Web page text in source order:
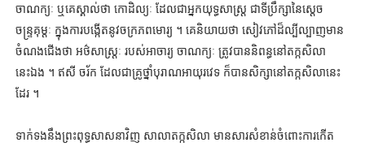
ចាណក្យៈ ឬគេស្គាល់ថា កោដិល្យៈ ដែលជាអ្នកយុទ្ធសាស្ត្រ ជាទីប្រឹក្សានៃស្តេច
ចន្ទ្រគុម្តៈ ក្នុងការបង្កើតនូវចក្រភពមោរ្យ ។ គេនិយាយថា សៀវភៅដ៏ល្បីល្បាញមាន
ចំណងជើងថា អថ៌សាស្ត្រៈ របស់អាចារ្យ ចាណក្យៈ ត្រូវបាននិពន្ធនៅតក្កសិលា
នេះឯង ។ ឥសី ចរ័ក ដែលជាគ្រូថ្នាំបុរាណអាយុរវេទ ក៏បានសិក្សានៅតក្កសិលានេះ
ដែរ ។
ទាក់ទងនឹងព្រះពុទ្ធសាសនាវិញ សាលាតក្កសិលា មានសារសំខាន់ចំពោះការកើត